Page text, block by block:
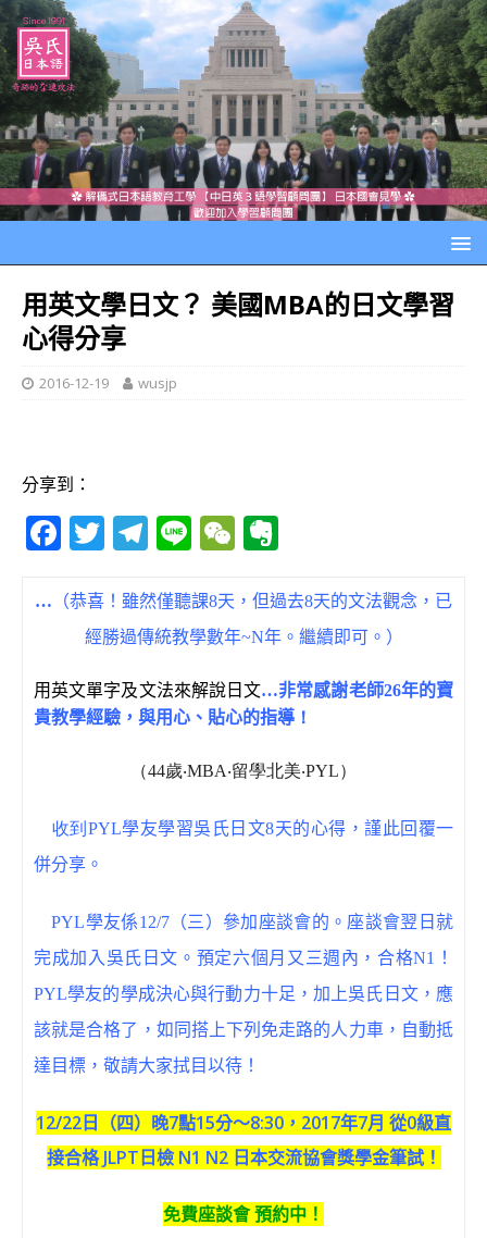
用英文學日文？ 美國MBA的日文學習
心得分享
2016-12-19 wusjp
分享到：
F
c
b
o
o
T
it
te
r
T
e
g
ra
m
Li
e
W
C
h
at
e
r
n
o
te
… （恭喜！雖然僅聽課8天，但過去8天的文法觀念，已
經勝過傳統教學數年~N年。繼續即可。）
用英文單字及文法來解說日文…非常感謝老師26年的寶
貴教學經驗，與用心、貼心的指導 ！
（44歲‧MBA‧留學北美‧PYL）
收到PYL學友學習吳氏日文8天的心得，謹此回覆一
併分享。
PYL學友係12/7（三）參加座談會的。座談會翌日就
完成加入吳氏日文。預定六個月又三週內，合格N1！
PYL學友的學成決心與行動力十足，加上吳氏日文，應
該就是合格了，如同搭上下列免走路的人力車，自動抵
達目標，敬請大家拭目以待！
12/22日（四）晚7點15分～8:30，2017年7月 從0級直
接合格 JLPT日檢 N1 N2 日本交流協會獎學金筆試！
免費座談會 預約中！